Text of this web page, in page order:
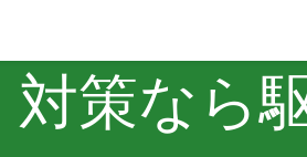
対策なら